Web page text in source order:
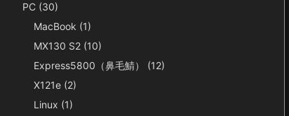
PC (30)
MacBook (1)
MX130 S2 (10)
Express5800（鼻毛鯖） (12)
X121e (2)
Linux (1)